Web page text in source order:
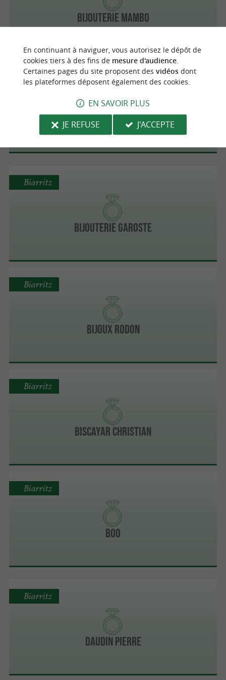
Bijouterie MAMBO
Swarovski
Biarritz
Bijouterie Garoste
Biarritz
Bijoux Rodon
Biarritz
Biscayar Christian
Biarritz
Boo
Biarritz
Daudin Pierre
Biarritz
En continuant à naviguer, vous autorisez le dépôt de
cookies tiers à des fins de mesure d'audience.
Certaines pages du site proposent des vidéosdont
les plateformes déposent également des cookies.
EN SAVOIR PLUS
JE REFUSE
J'ACCEPTE